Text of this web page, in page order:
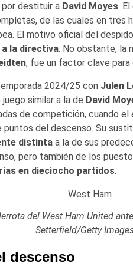
destituir a David Moyes.
de las cuales en tres
El motivo oficial del
la directiva. No obstante, la
, fue un factor clave para
2024/25 con Julen
similar a la de David
de competición, cuando
puntos del descenso. Su
distintaa la de sus
pero también de los
en dieciocho partidos.
del West Ham United
Setterfield/Getty
descenso